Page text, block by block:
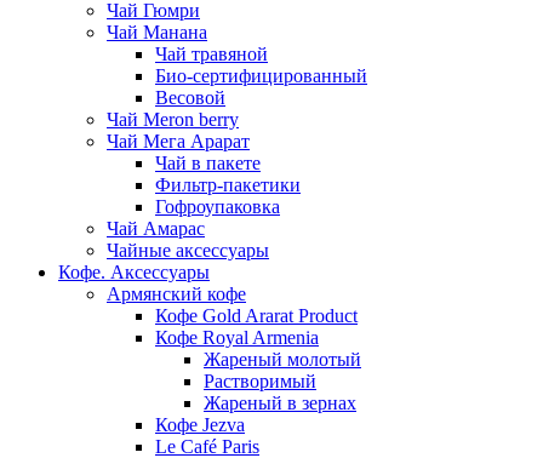
Чай Гюмри
Чай Манана
Чай травяной
Био-сертифицированный
Весовой
Чай Meron berry
Чай Мега Арарат
Чай в пакете
Фильтр-пакетики
Гофроупаковка
Чай Амарас
Чайные аксессуары
Кофе. Аксессуары
Армянский кофе
Кофе Gold Ararat Product
Кофе Royal Armenia
Жареный молотый
Растворимый
Жареный в зернах
Кофе Jezva
Le Café Paris